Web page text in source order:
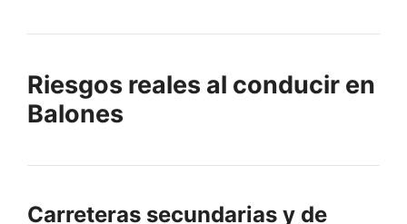
Riesgos reales al conducir en
Balones
Carreteras secundarias y de